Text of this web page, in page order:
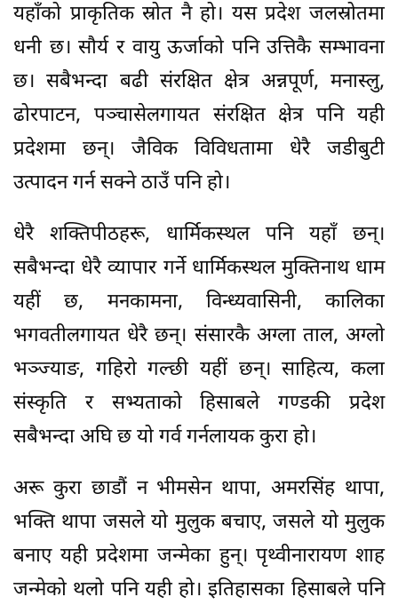
यहाँको प्राकृतिक स्रोत नै हो। यस प्रदेश जलस्रोतमा
धनी छ। सौर्य र वायु ऊर्जाको पनि उत्तिकै सम्भावना
छ। सबैभन्दा बढी संरक्षित क्षेत्र अन्नपूर्ण, मनास्लु,
ढोरपाटन, पञ्चासेलगायत संरक्षित क्षेत्र पनि यही
प्रदेशमा छन्। जैविक विविधतामा धेरै जडीबुटी
उत्पादन गर्न सक्ने ठाउँ पनि हो।
धेरै शक्तिपीठहरू, धार्मिकस्थल पनि यहाँ छन्।
सबैभन्दा धेरै व्यापार गर्ने धार्मिकस्थल मुक्तिनाथ धाम
यहीं छ, मनकामना, विन्ध्यवासिनी, कालिका
भगवतीलगायत धेरै छन्। संसारकै अग्ला ताल, अग्लो
भञ्ज्याङ, गहिरो गल्छी यहीं छन्। साहित्य, कला
संस्कृति र सभ्यताको हिसाबले गण्डकी प्रदेश
सबैभन्दा अघि छ यो गर्व गर्नलायक कुरा हो।
अरू कुरा छाडौं न भीमसेन थापा, अमरसिंह थापा,
भक्ति थापा जसले यो मुलुक बचाए, जसले यो मुलुक
बनाए यही प्रदेशमा जन्मेका हुन्। पृथ्वीनारायण शाह
जन्मेको थलो पनि यही हो। इतिहासका हिसाबले पनि